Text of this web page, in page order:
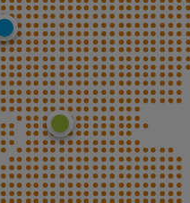
St. Nicolaasga
Zwolle
Leeuwarden